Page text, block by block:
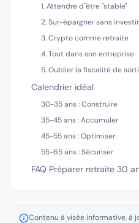
1. Attendre d''être "stable"
2. Sur-épargner sans investir
3. Crypto comme retraite
4. Tout dans son entreprise
5. Oublier la fiscalité de
Calendrier idéal
30-35 ans : Construire
35-45 ans : Accumuler
45-55 ans : Optimiser
55-65 ans : Sécuriser
FAQ Préparer retraite 30
Contenu à visée informative, à